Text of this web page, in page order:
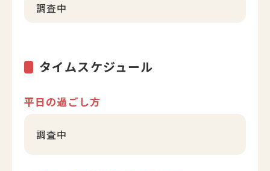
調査中
タイムスケジュール
平日の過ごし方
調査中